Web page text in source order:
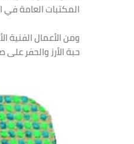
‬المكتبات‭ ‬العامة في‭ ‬البلاد‭ ‬وصندوق‭ ‬كريف‭.‬
‬حبة‭ ‬الأرز‭ ‬والحفر‭ ‬على‭ ‬صدف‭ ‬البحر‭.‬